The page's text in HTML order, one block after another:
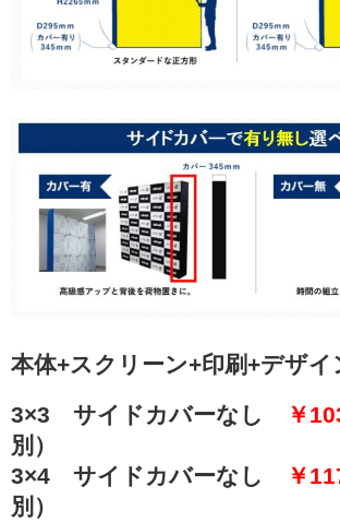
本体+スクリーン+印刷+デザイ
3×3 サイドカバーなし
￥
別）
3×4 サイドカバーなし
￥
別）